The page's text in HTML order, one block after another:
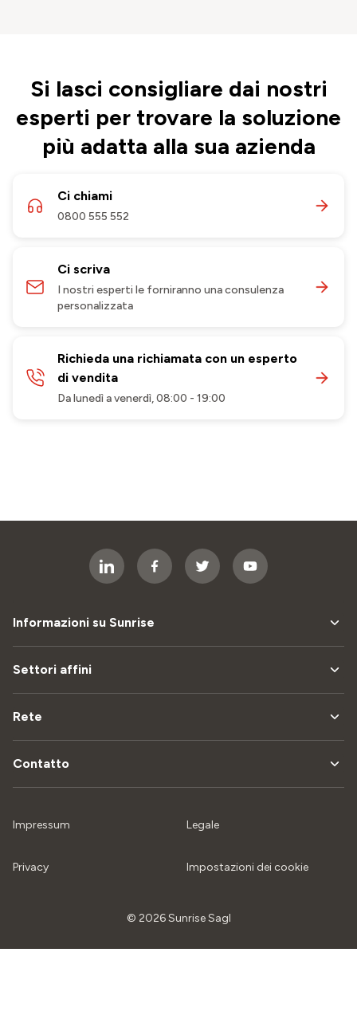
Si lasci consigliare dai nostri
esperti per trovare la soluzione
più adatta alla sua azienda
Ci chiami
0800 555 552
Ci scriva
I nostri esperti le forniranno una consulenza
personalizzata
Richieda una richiamata con un esperto
di vendita
Da lunedì a venerdì, 08:00 - 19:00
Informazioni su Sunrise
Settori affini
Rete
Contatto
© 2026 Sunrise Sagl
Impressum Legale
Privacy Impostazioni dei cookie